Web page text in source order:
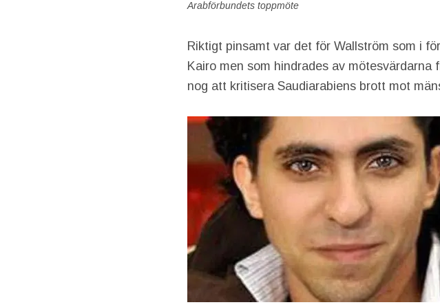
Arabförbundets toppmöte
Riktigt pinsamt var det för Wallström som i
Kairo men som hindrades av
nog att kritisera Saudiarabiens brott mot